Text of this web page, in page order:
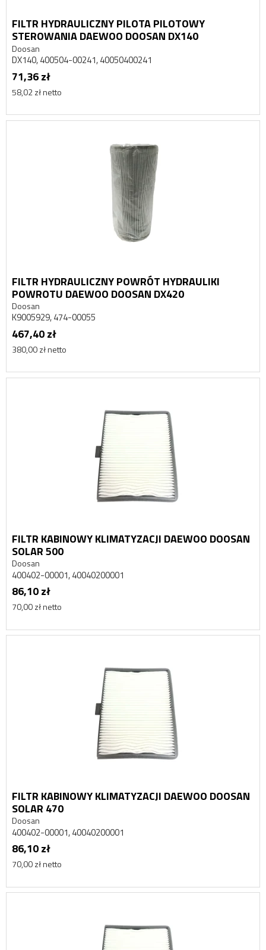
FILTR HYDRAULICZNY PILOTA PILOTOWY
STEROWANIA DAEWOO DOOSAN DX140
Doosan
DX140, 400504-00241, 40050400241
71,36 zł
58,02 zł netto
FILTR HYDRAULICZNY POWRÓT HYDRAULIKI
POWROTU DAEWOO DOOSAN DX420
Doosan
K9005929, 474-00055
467,40 zł
380,00 zł netto
FILTR KABINOWY KLIMATYZACJI DAEWOO DOOSAN
SOLAR 500
Doosan
400402-00001, 40040200001
86,10 zł
70,00 zł netto
FILTR KABINOWY KLIMATYZACJI DAEWOO DOOSAN
SOLAR 470
Doosan
400402-00001, 40040200001
86,10 zł
70,00 zł netto